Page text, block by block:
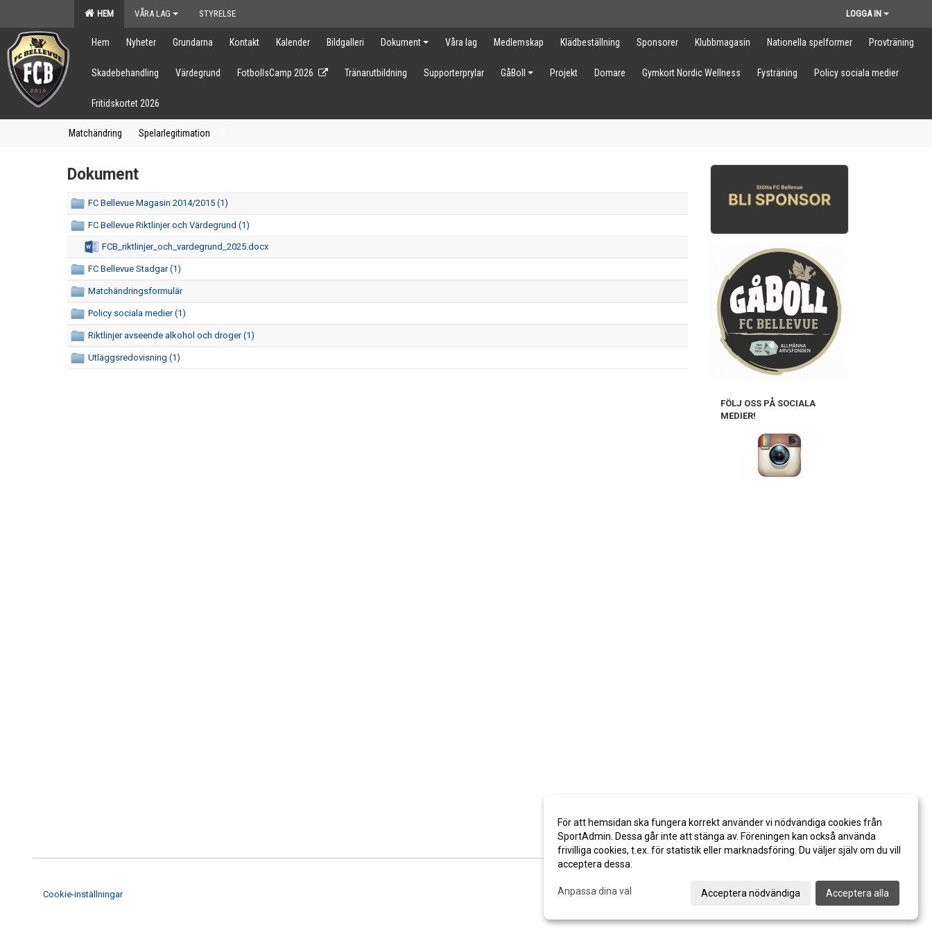
HEM VÅRA LAG STYRELSE LOGGA IN
Hem Nyheter Grundarna Kontakt Kalender Bildgalleri Dokument Våra lag Medlemskap Klädbeställning Sponsorer Klubbmagasin Nationella spelformer Provträning
Skadebehandling Värdegrund FotbollsCamp 2026 Tränarutbildning Supporterprylar GåBoll Projekt Domare Gymkort Nordic Wellness Fysträning Policy sociala medier
Fritidskortet 2026
Matchändring Spelarlegitimation
Dokument
FC Bellevue Magasin 2014/2015 (1)
FC Bellevue Riktlinjer och Värdegrund (1)
FCB_riktlinjer_och_vardegrund_2025.docx
FC Bellevue Stadgar (1)
Matchändringsformulär
Policy sociala medier (1)
Riktlinjer avseende alkohol och droger (1)
Utläggsredovisning (1)
FÖLJ OSS PÅ SOCIALA
MEDIER!
Cookie-inställningar
För att hemsidan ska fungera korrekt använder vi nödvändiga cookies från
SportAdmin. Dessa går inte att stänga av. Föreningen kan också använda
frivilliga cookies, t.ex. för statistik eller marknadsföring. Du väljer själv om du vill
acceptera dessa.
Anpassa dina val Acceptera nödvändiga Acceptera alla